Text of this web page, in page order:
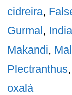
cidreira,
Gurmal, India
Makandi,
Plectranthus,
oxalá